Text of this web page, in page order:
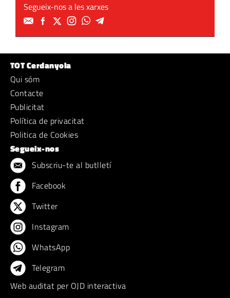
Segueix-nos a les xarxes
TOT Cerdanyola
Qui sóm
Contacte
Publicitat
Política de privacitat
Politica de Cookies
Segueix-nos
Subscriu-te al butlletí
Facebook
Twitter
Instagram
WhatsApp
Telegram
Web auditat per OJD interactiva